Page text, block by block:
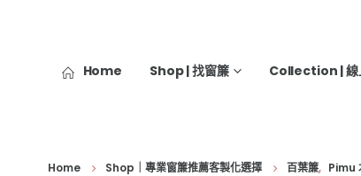
Home Shop | 找窗簾 Collection | 線
Home Shop｜專業窗簾推薦客製化選擇 百葉簾, Pimu